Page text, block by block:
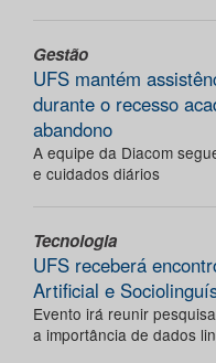
Gestão
UFS mantém
durante o recesso
abandono
A equipe da Diacom
e cuidados diários
Tecnologia
UFS receberá
Artificial e
Evento irá reunir
a importância de dados